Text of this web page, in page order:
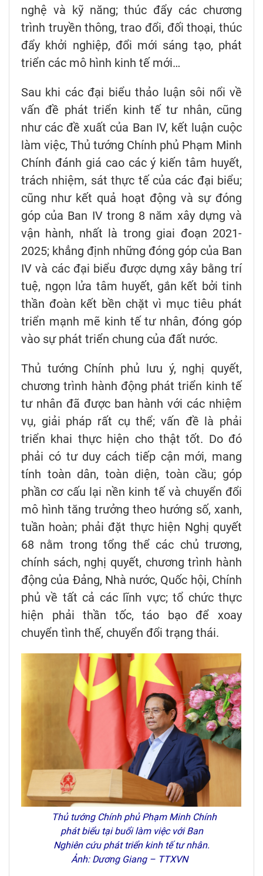
nghệ và kỹ năng; thúc đẩy các chương
trình truyền thông, trao đổi, đối thoại, thúc
đẩy khởi nghiệp, đổi mới sáng tạo, phát
triển các mô hình kinh tế mới…
Sau khi các đại biểu thảo luận sôi nổi về
vấn đề phát triển kinh tế tư nhân, cũng
như các đề xuất của Ban IV, kết luận cuộc
làm việc, Thủ tướng Chính phủ Phạm Minh
Chính đánh giá cao các ý kiến tâm huyết,
trách nhiệm, sát thực tế của các đại biểu;
cũng như kết quả hoạt động và sự đóng
góp của Ban IV trong 8 năm xây dựng và
vận hành, nhất là trong giai đoạn 2021-
2025; khẳng định những đóng góp của Ban
IV và các đại biểu được dựng xây bằng trí
tuệ, ngọn lửa tâm huyết, gắn kết bởi tinh
thần đoàn kết bền chặt vì mục tiêu phát
triển mạnh mẽ kinh tế tư nhân, đóng góp
vào sự phát triển chung của đất nước.
Thủ tướng Chính phủ lưu ý, nghị quyết,
chương trình hành động phát triển kinh tế
tư nhân đã được ban hành với các nhiệm
vụ, giải pháp rất cụ thể; vấn đề là phải
triển khai thực hiện cho thật tốt. Do đó
phải có tư duy cách tiếp cận mới, mang
tính toàn dân, toàn diện, toàn cầu; góp
phần cơ cấu lại nền kinh tế và chuyển đổi
mô hình tăng trưởng theo hướng số, xanh,
tuần hoàn; phải đặt thực hiện Nghị quyết
68 nằm trong tổng thể các chủ trương,
chính sách, nghị quyết, chương trình hành
động của Đảng, Nhà nước, Quốc hội, Chính
phủ về tất cả các lĩnh vực; tổ chức thực
hiện phải thần tốc, táo bạo để xoay
chuyển tình thế, chuyển đổi trạng thái.
Thủ tướng Chính phủ Phạm Minh Chính
phát biểu tại buổi làm việc với Ban
Nghiên cứu phát triển kinh tế tư nhân.
Ảnh: Dương Giang – TTXVN